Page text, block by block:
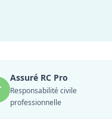
Assuré RC Pro
Responsabilité civile
professionnelle